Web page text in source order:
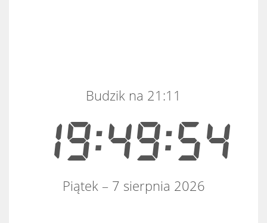
19:49:54
Budzik na 21:11
Piątek – 7 sierpnia 2026